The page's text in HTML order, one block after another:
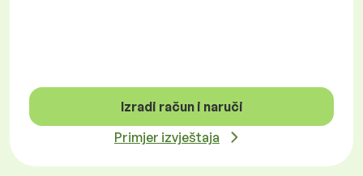
Izradi račun i naruči
Primjer izvještaja